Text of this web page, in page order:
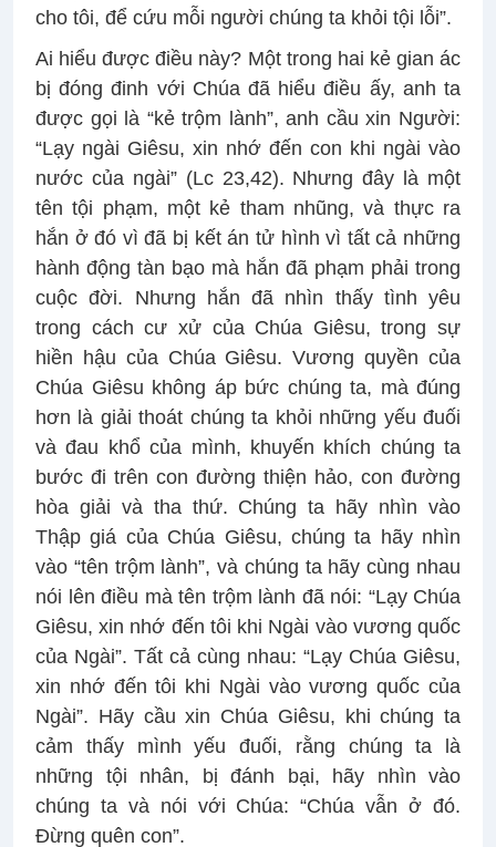
cho tôi, để cứu mỗi người chúng ta khỏi tội lỗi”.
Ai hiểu được điều này? Một trong hai kẻ gian ác
bị đóng đinh với Chúa đã hiểu điều ấy, anh ta
được gọi là “kẻ trộm lành”, anh cầu xin Người:
“Lạy ngài Giêsu, xin nhớ đến con khi ngài vào
nước của ngài” (Lc 23,42). Nhưng đây là một
tên tội phạm, một kẻ tham nhũng, và thực ra
hắn ở đó vì đã bị kết án tử hình vì tất cả những
hành động tàn bạo mà hắn đã phạm phải trong
cuộc đời. Nhưng hắn đã nhìn thấy tình yêu
trong cách cư xử của Chúa Giêsu, trong sự
hiền hậu của Chúa Giêsu. Vương quyền của
Chúa Giêsu không áp bức chúng ta, mà đúng
hơn là giải thoát chúng ta khỏi những yếu đuối
và đau khổ của mình, khuyến khích chúng ta
bước đi trên con đường thiện hảo, con đường
hòa giải và tha thứ. Chúng ta hãy nhìn vào
Thập giá của Chúa Giêsu, chúng ta hãy nhìn
vào “tên trộm lành”, và chúng ta hãy cùng nhau
nói lên điều mà tên trộm lành đã nói: “Lạy Chúa
Giêsu, xin nhớ đến tôi khi Ngài vào vương quốc
của Ngài”. Tất cả cùng nhau: “Lạy Chúa Giêsu,
xin nhớ đến tôi khi Ngài vào vương quốc của
Ngài”. Hãy cầu xin Chúa Giêsu, khi chúng ta
cảm thấy mình yếu đuối, rằng chúng ta là
những tội nhân, bị đánh bại, hãy nhìn vào
chúng ta và nói với Chúa: “Chúa vẫn ở đó.
Đừng quên con”.